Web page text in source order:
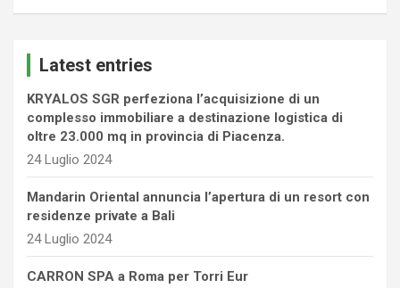
Latest entries
KRYALOS SGR perfeziona l’acquisizione di un
complesso immobiliare a destinazione logistica di
oltre 23.000 mq in provincia di Piacenza.
24 Luglio 2024
Mandarin Oriental annuncia l’apertura di un resort con
residenze private a Bali
24 Luglio 2024
CARRON SPA a Roma per Torri Eur